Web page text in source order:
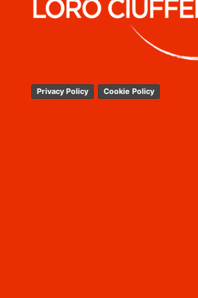
Privacy Policy Cookie Policy